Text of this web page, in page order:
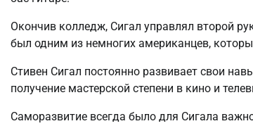
Окончив колледж, Сигал управлял второй
был одним из немногих американцев,
Стивен Сигал постоянно развивает свои
получение мастерской степени в кино и
Саморазвитие всегда было для Сигала